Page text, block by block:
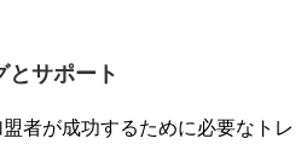
とサポート
者が成功するために必要なトレ